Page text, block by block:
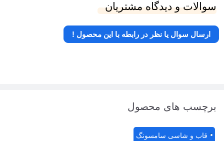
سوالات و دیدگاه مشتریان
ارسال سوال یا نظر در رابطه با این محصول !
برچسب های محصول
قاب و شاسی سامسونگ